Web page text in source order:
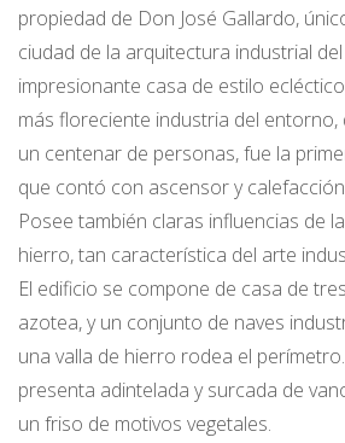
propiedad de Don José Gallardo,
ciudad de la arquitectura industrial del
impresionante casa de estilo
más floreciente industria del
un centenar de personas, fue la
que contó con ascensor y
Posee también claras influencias de
hierro, tan característica del arte
El edificio se compone de casa de
azotea, y un conjunto de naves
una valla de hierro rodea el
presenta adintelada y surcada de
un friso de motivos vegetales.